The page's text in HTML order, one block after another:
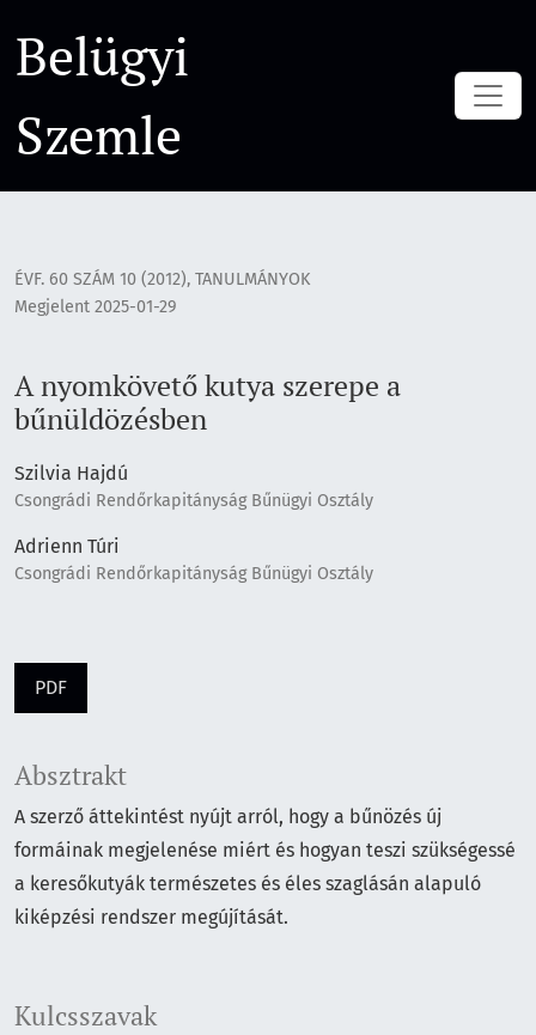
Belügyi
Szemle
ÉVF. 60 SZÁM 10 (2012), TANULMÁNYOK
A nyomkövető kutya szerepe a
bűnüldözésben
Megjelent 2025-01-29
Szilvia Hajdú
Csongrádi Rendőrkapitányság Bűnügyi Osztály
Adrienn Túri
Csongrádi Rendőrkapitányság Bűnügyi Osztály
PDF
Kulcsszavak
Absztrakt
A szerző áttekintést nyújt arról, hogy a bűnözés új
formáinak megjelenése miért és hogyan teszi szükségessé
a keresőkutyák természetes és éles szaglásán alapuló
kiképzési rendszer megújítását.